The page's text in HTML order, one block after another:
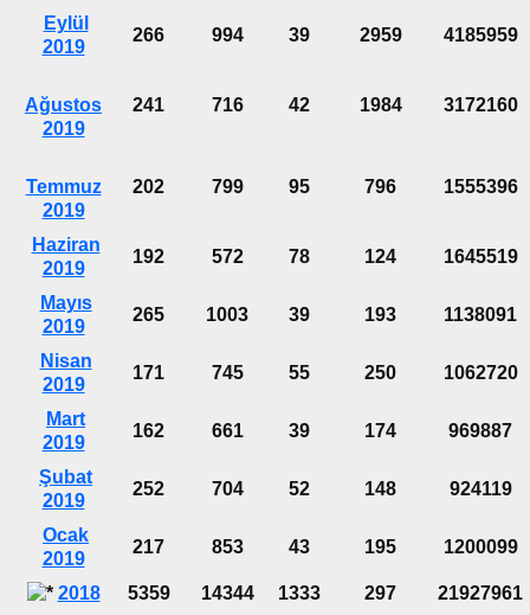
Eylül
2019
266 994 39 2959 4185959
Ağustos
2019
241 716 42 1984 3172160
Temmuz
2019
202 799 95 796 1555396
Haziran
2019
192 572 78 124 1645519
Mayıs
2019
265 1003 39 193 1138091
Nisan
2019
171 745 55 250 1062720
Mart
2019
162 661 39 174 969887
Şubat
2019
252 704 52 148 924119
Ocak
2019
217 853 43 195 1200099
2018 5359 14344 1333 297
21927961